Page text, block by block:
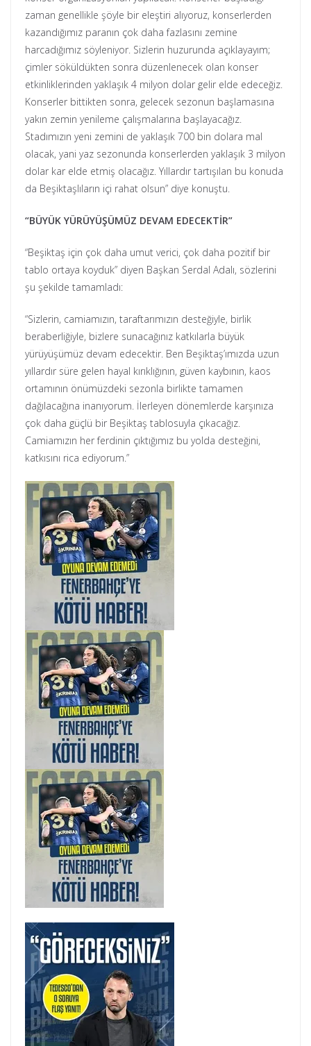
zaman genellikle şöyle bir eleştiri alıyoruz, konserlerden
kazandığımız paranın çok daha fazlasını zemine
harcadığımız söyleniyor. Sizlerin huzurunda açıklayayım;
çimler söküldükten sonra düzenlenecek olan konser
etkinliklerinden yaklaşık 4 milyon dolar gelir elde edeceğiz.
Konserler bittikten sonra, gelecek sezonun başlamasına
yakın zemin yenileme çalışmalarına başlayacağız.
Stadımızın yeni zemini de yaklaşık 700 bin dolara mal
olacak, yani yaz sezonunda konserlerden yaklaşık 3 milyon
dolar kar elde etmiş olacağız. Yıllardır tartışılan bu konuda
da Beşiktaşlıların içi rahat olsun” diye konuştu.
“BÜYÜK YÜRÜYÜŞÜMÜZ DEVAM EDECEKTİR”
“Beşiktaş için çok daha umut verici, çok daha pozitif bir
tablo ortaya koyduk” diyen Başkan Serdal Adalı, sözlerini
şu şekilde tamamladı:
“Sizlerin, camiamızın, taraftarımızın desteğiyle, birlik
beraberliğiyle, bizlere sunacağınız katkılarla büyük
yürüyüşümüz devam edecektir. Ben Beşiktaş’ımızda uzun
yıllardır süre gelen hayal kırıklığının, güven kaybının, kaos
ortamının önümüzdeki sezonla birlikte tamamen
dağılacağına inanıyorum. İlerleyen dönemlerde karşınıza
çok daha güçlü bir Beşiktaş tablosuyla çıkacağız.
Camiamızın her ferdinin çıktığımız bu yolda desteğini,
katkısını rica ediyorum.”